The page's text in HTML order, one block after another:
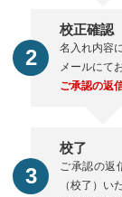
校正確認
名入れ内容
メールにて
ご承認の返
校了
ご承認の返
（校了）い